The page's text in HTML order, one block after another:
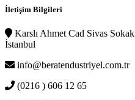
İletişim Bilgileri
Karslı Ahmet Cad Sivas
İstanbul
info@beratendustriyel.com.tr
(0216 ) 606 12 65